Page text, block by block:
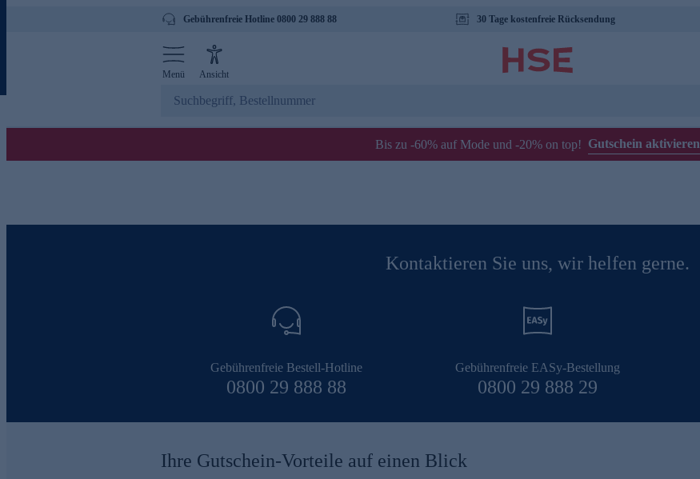
Gebührenfreie Hotline 0800 29 888 88 30 Tage kostenfreie Rücksendung
Menü Ansicht
Bis zu -60% auf Mode und -20% on top! Gutschein aktivieren
Kontaktieren Sie uns, wir helfen gerne.
Gebührenfreie Bestell-Hotline
0800 29 888 88
Gebührenfreie EASy-Bestellung
0800 29 888 29
Ihre Gutschein-Vorteile auf einen Blick